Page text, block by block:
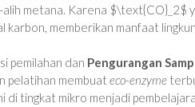
metana. Karena $\text{CO}_2$
karbon, memberikan manfaat
pemilahan dan Pengurangan
pelatihan membuat eco-enzyme
di tingkat mikro menjadi